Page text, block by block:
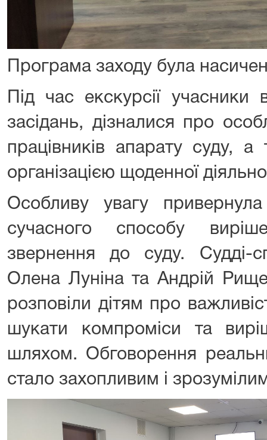
Програма заходу була
Під час екскурсії учасники
засідань, дізналися про
працівників апарату суду,
організацією щоденної
Особливу увагу
сучасного способу
звернення до суду. Судді-
Олена Луніна та Андрій
розповіли дітям про
шукати компроміси та
шляхом. Обговорення
стало захопливим і